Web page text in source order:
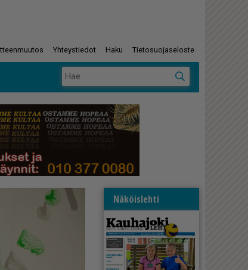
Yhteystiedot Haku Tietosuojaseloste
Näköislehti